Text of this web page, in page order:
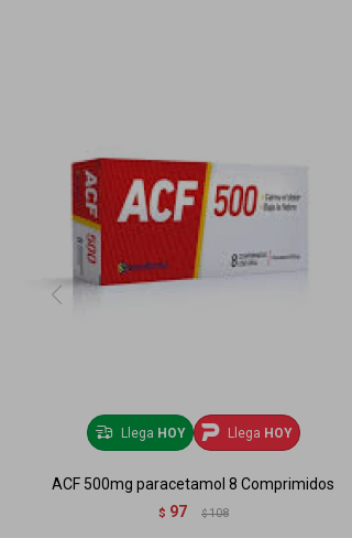
Llega HOY Llega HOY
ACF 500mg paracetamol 8 Comprimidos
$ 97 $ 108